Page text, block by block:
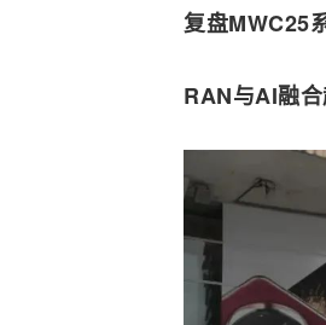
复盘MWC25
RAN与AI融合